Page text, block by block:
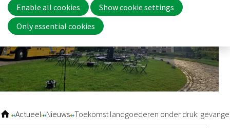
to
main
content
Actueel Nieuws Toekomst landgoederen onder druk:
Home
Enable all cookies
Show cookie settings
Only essential cookies